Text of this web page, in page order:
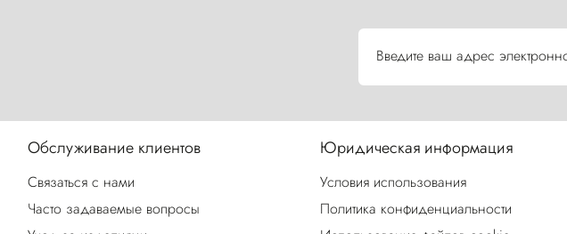
Введите ваш адрес
Обслуживание клиентов
Связаться с нами
Часто задаваемые вопросы
Юридическая информация
Условия использования
Политика конфиденциальности